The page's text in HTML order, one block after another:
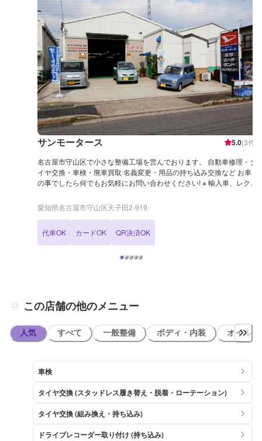
サンモータース 5.0(3件)
名古屋市守山区で小さな整備工場を営んでおります。 自動車修理・タ
イヤ交換・車検・廃車買取 名義変更・用品の持ち込み交換など お車
の事でしたら何でもお気軽にお問い合わせください! ※ 輸入車、レクサ
せんので よろしくお願いします。 所在地：名古屋市守山区天子
田２丁目９１９番地 TEL 052-726-5213 FAX 052-726-5214
愛知県名古屋市守山区天子田2-919
代車OK カードOK QR決済OK
この店舗の他のメニュー
人気 すべて 一般整備 ボディ・内装 オイル類
車検
タイヤ交換 (スタッドレス履き替え・脱着・ローテーション)
タイヤ交換 (組み換え・持ち込み)
ドライブレコーダー取り付け (持ち込み)